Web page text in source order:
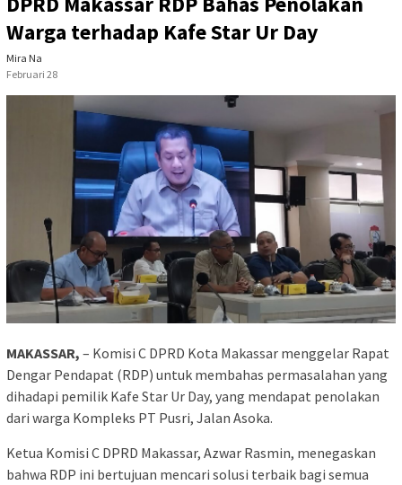
Warga terhadap Kafe Star Ur Day
Mira Na
Februari 28
MAKASSAR, – Komisi C DPRD Kota Makassar menggelar Rapat
Dengar Pendapat (RDP) untuk membahas permasalahan yang
dihadapi pemilik Kafe Star Ur Day, yang mendapat penolakan
dari warga Kompleks PT Pusri, Jalan Asoka.
Ketua Komisi C DPRD Makassar, Azwar Rasmin, menegaskan
bahwa RDP ini bertujuan mencari solusi terbaik bagi semua